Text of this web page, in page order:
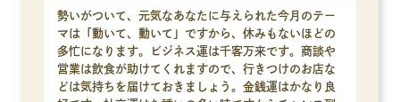
勢いがついて、元気なあなたに与えられた今月のテー
マは「動いて、動いて」ですから、休みもないほどの
多忙になります。ビジネス運は千客万来です。商談や
営業は飲食が助けてくれますので、行きつけのお店な
どは気持ちを届けておきましょう。金銭運はかなり良